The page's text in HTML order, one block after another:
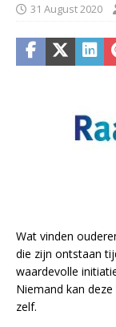
31 August 2020
Wat vinden
die zijn ontstaan
waardevolle
Niemand kan
zelf.